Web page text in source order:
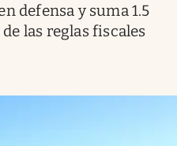
defensa y suma 1.5
las reglas fiscales